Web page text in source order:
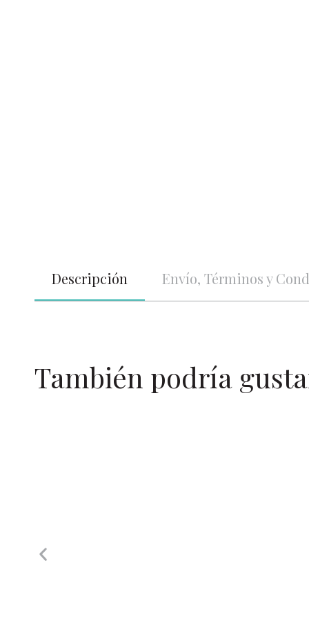
Descripción Envío, Términos y
También podría